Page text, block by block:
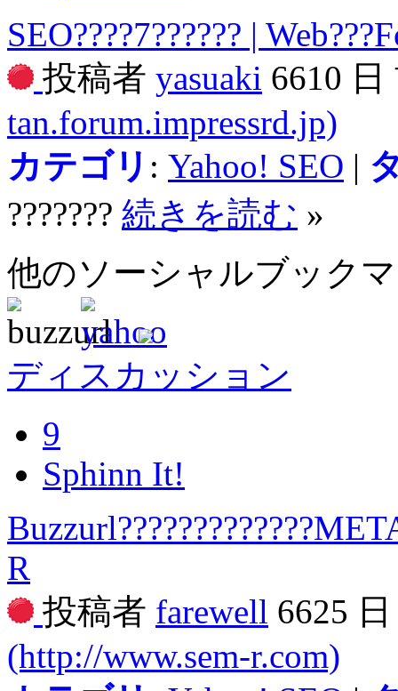
SEO????7?????? |
投稿者 yasuaki 6610 日
tan.forum.impressrd.jp)
カテゴリ : Yahoo! SEO |
??????? 続きを読む »
他のソーシャルブック
ディスカッション
9
Sphinn It!
R
投稿者 farewell 6625
(http://www.sem-r.com)